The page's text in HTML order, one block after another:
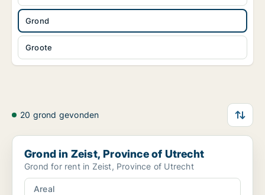
Grond
Groote
20 grond gevonden
Grond in Zeist, Province of Utrecht
Grond in Zeist, Province of Utrecht
Grond for rent in Zeist, Province of Utrecht
Areal